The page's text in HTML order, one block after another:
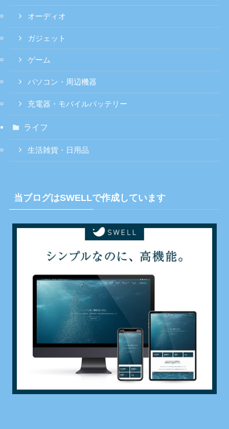
オーディオ
ガジェット
ゲーム
パソコン・周辺機器
充電器・モバイルバッテリー
ライフ
生活雑貨・日用品
当ブログはSWELLで作成しています